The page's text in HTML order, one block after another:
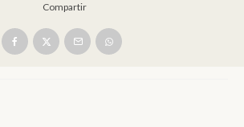
Compartir